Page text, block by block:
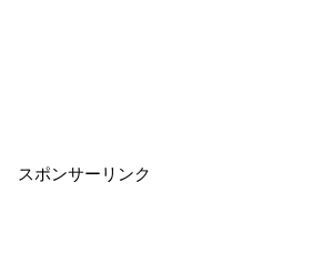
スポンサーリンク